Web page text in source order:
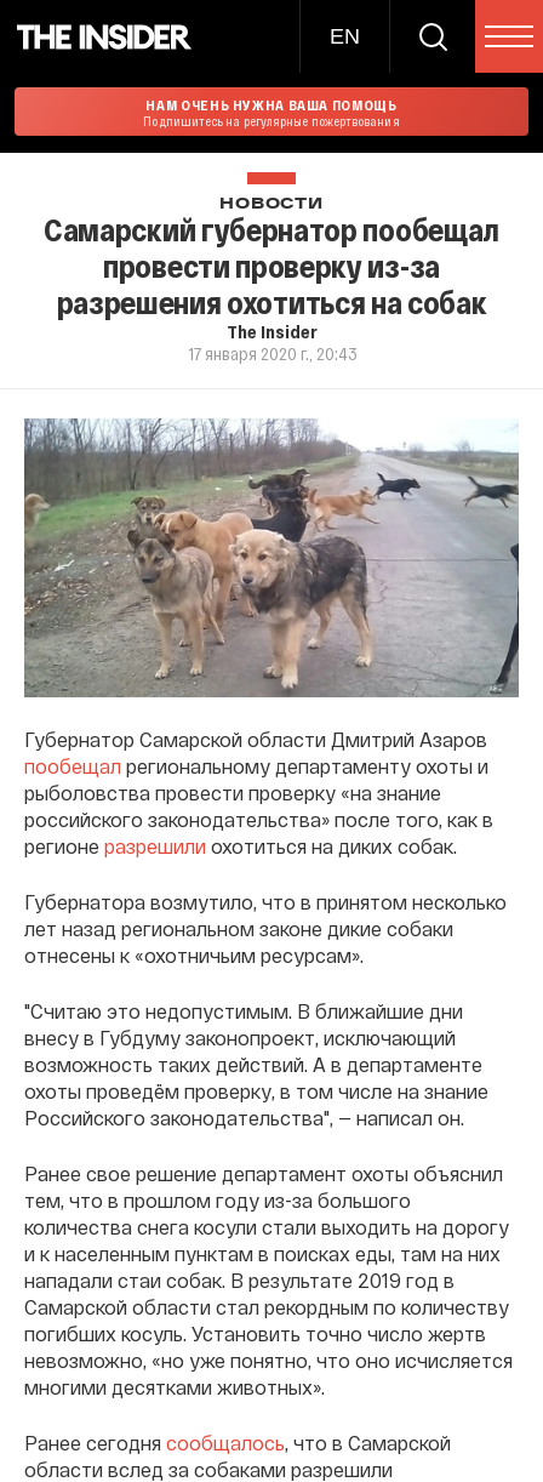
EN
НАМ ОЧЕНЬ НУЖНА ВАША ПОМОЩЬ
Подпишитесь на регулярные пожертвования
НОВОСТИ
Самарский губернатор пообещал
провести проверку из-за
разрешения охотиться на собак
The Insider
17 января 2020 г., 20:43
Губернатор Самарской области Дмитрий Азаров
пообещал региональному департаменту охоты и
рыболовства провести проверку «на знание
российского законодательства» после того, как в
регионе разрешили охотиться на диких собак.
Губернатора возмутило, что в принятом несколько
лет назад региональном законе дикие собаки
отнесены к «охотничьим ресурсам».
"Считаю это недопустимым. В ближайшие дни
внесу в Губдуму законопроект, исключающий
возможность таких действий. А в департаменте
охоты проведём проверку, в том числе на знание
Российского законодательства", — написал он.
Ранее свое решение департамент охоты объяснил
тем, что в прошлом году из-за большого
количества снега косули стали выходить на дорогу
и к населенным пунктам в поисках еды, там на них
нападали стаи собак. В результате 2019 год в
Самарской области стал рекордным по количеству
погибших косуль. Установить точно число жертв
невозможно, «но уже понятно, что оно исчисляется
многими десятками животных».
Ранее сегодня сообщалось , что в Самарской
области вслед за собаками разрешили